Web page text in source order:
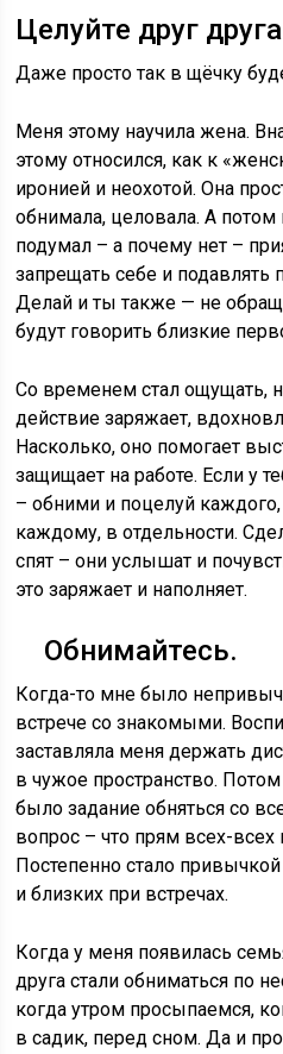
Целуйте друг
Даже просто так в щёчку
Меня этому научила жена.
этому относился, как к
иронией и неохотой. Она
обнимала, целовала. А
подумал – а почему нет –
запрещать себе и подавлять
Делай и ты также — не
будут говорить близкие
Со временем стал ощущать,
действие заряжает,
Насколько, оно помогает
защищает на работе. Если у
– обними и поцелуй
каждому, в отдельности.
спят – они услышат и
это заряжает и наполняет.
Обнимайтесь.
Когда-то мне было
встрече со знакомыми.
заставляла меня держать
в чужое пространство.
было задание обняться со
вопрос – что прям всех-
Постепенно стало
и близких при встречах.
Когда у меня появилась
друга стали обниматься по
когда утром просыпаемся,
в садик, перед сном. Да и